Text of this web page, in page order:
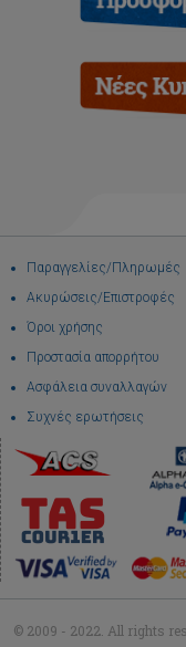
Παραγγελίες/Πληρωμές
Ακυρώσεις/Επιστροφές
Όροι χρήσης
Προστασία απορρήτου
Ασφάλεια συναλλαγών
Συχνές ερωτήσεις
© 2009 - 2022. All rights